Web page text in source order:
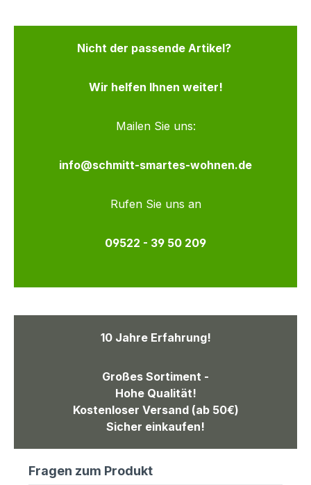
Nicht der passende Artikel?
Wir helfen Ihnen weiter!
Mailen Sie uns:
info@schmitt-smartes-wohnen.de
Rufen Sie uns an
09522 - 39 50 209
10 Jahre Erfahrung!
Großes Sortiment -
Hohe Qualität!
Kostenloser Versand (ab 50€)
Sicher einkaufen!
Fragen zum Produkt